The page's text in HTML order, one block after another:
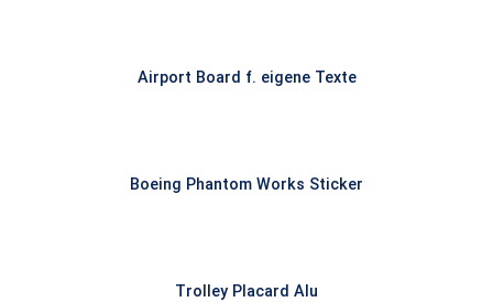
Airport Board f. eigene Texte
Boeing Phantom Works Sticker
Trolley Placard Alu